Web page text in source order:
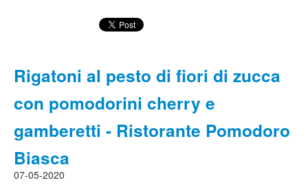
Rigatoni al pesto di fiori di zucca
con pomodorini cherry e
gamberetti - Ristorante Pomodoro
Biasca
07-05-2020